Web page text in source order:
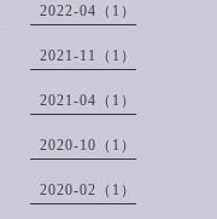
2022-04（1）
2021-11（1）
2021-04（1）
2020-10（1）
2020-02（1）